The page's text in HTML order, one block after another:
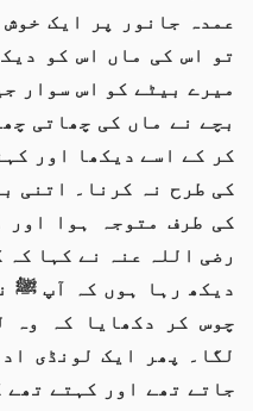
عمدہ جانور پر ایک
تو اس کی ماں اس کو
میرے بیٹے کو اس سوار
بچے نے ماں کی چھاتی
کر کے اسے دیکھا اور
کی طرح نہ کرنا۔ اتنی
کی طرف متوجہ ہوا اور
رضی اللہ عنہ نے کہا
دیکھ رہا ہوں کہ آپ ﷺ
چوس کر دکھایا کہ وہ
لگا۔ پھر ایک لونڈی
جاتے تھے اور کہتے